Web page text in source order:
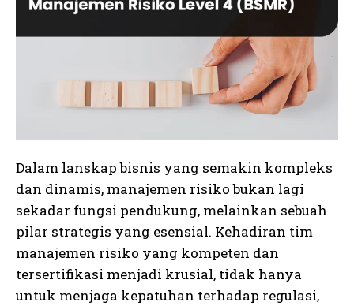
Dalam lanskap bisnis yang semakin kompleks
dan dinamis, manajemen risiko bukan lagi
sekadar fungsi pendukung, melainkan sebuah
pilar strategis yang esensial. Kehadiran tim
manajemen risiko yang kompeten dan
tersertifikasi menjadi krusial, tidak hanya
untuk menjaga kepatuhan terhadap regulasi,